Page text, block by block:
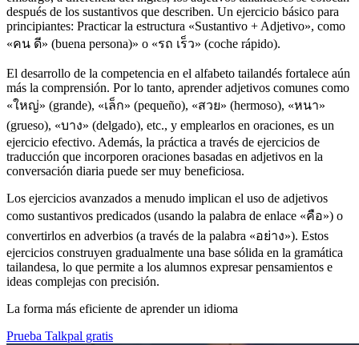
después de los sustantivos que describen. Un ejercicio básico para
principiantes: Practicar la estructura «Sustantivo + Adjetivo», como
«คน ดี» (buena persona)» o «รถ เร็ว» (coche rápido).
El desarrollo de la competencia en el alfabeto tailandés fortalece aún
más la comprensión. Por lo tanto, aprender adjetivos comunes como
«ใหญ่» (grande), «เล็ก» (pequeño), «สวย» (hermoso), «หนา»
(grueso), «บาง» (delgado), etc., y emplearlos en oraciones, es un
ejercicio efectivo. Además, la práctica a través de ejercicios de
traducción que incorporen oraciones basadas en adjetivos en la
conversación diaria puede ser muy beneficiosa.
Los ejercicios avanzados a menudo implican el uso de adjetivos
como sustantivos predicados (usando la palabra de enlace «คือ») o
convertirlos en adverbios (a través de la palabra «อย่าง»). Estos
ejercicios construyen gradualmente una base sólida en la gramática
tailandesa, lo que permite a los alumnos expresar pensamientos e
ideas complejas con precisión.
La forma más eficiente de aprender un idioma
Prueba Talkpal gratis